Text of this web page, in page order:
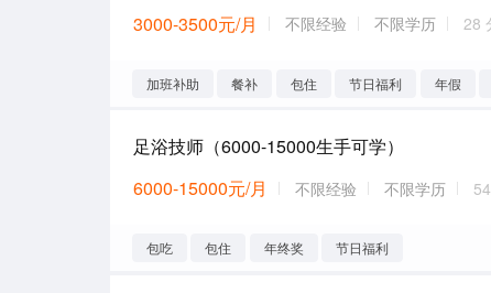
3000-3500元/月
不限经验 不限学历 28
加班补助 餐补 包住 节日福利 年假
足浴技师（6000-15000生手可学）
6000-15000元/月
不限经验 不限学历
包吃 包住 年终奖 节日福利